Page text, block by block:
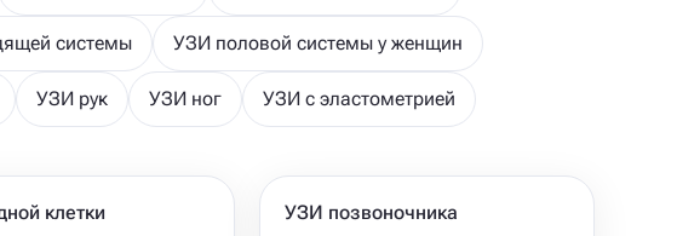
системы УЗИ половой системы у женщин
УЗИ рук УЗИ ног УЗИ с эластометрией
клетки УЗИ позвоночника